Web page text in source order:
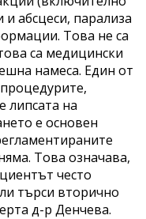
абсцеси, парализа
Това не са
са медицински
намеса. Един от
липсата на
е основен
Това означава,
често
търси вторично
д-р Денчева.